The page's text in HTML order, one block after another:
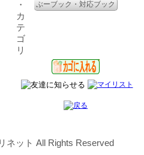
・
カ
テ
ゴ
リ
ぶーブック・対応ブック
ネット All Rights Reserved